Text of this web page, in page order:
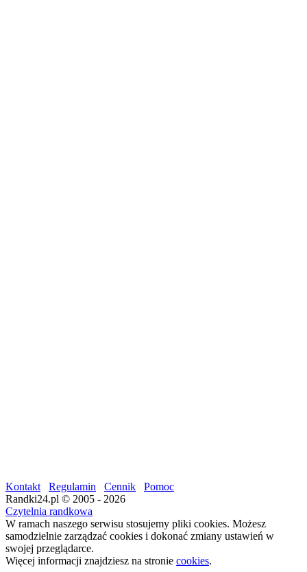
Kontakt Regulamin Cennik
Pomoc
Randki24.pl © 2005 - 2026
Czytelnia randkowa
W ramach naszego serwisu stosujemy pliki cookies. Możesz
samodzielnie zarządzać cookies i dokonać zmiany ustawień w
swojej przeglądarce.
Więcej informacji znajdziesz na stronie cookies.